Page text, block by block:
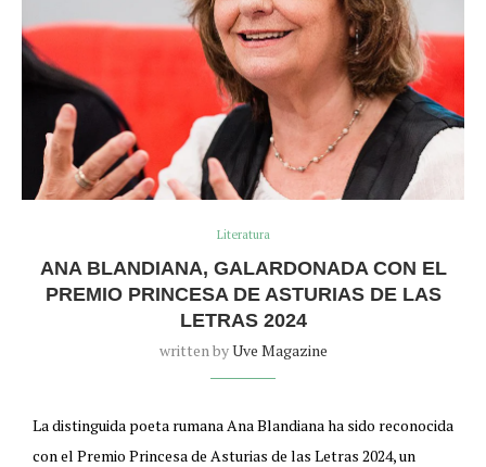
Literatura
ANA BLANDIANA, GALARDONADA CON EL
PREMIO PRINCESA DE ASTURIAS DE LAS
LETRAS 2024
written byUve Magazine
La distinguida poeta rumana Ana Blandiana ha sido reconocida
con el Premio Princesa de Asturias de las Letras 2024, un